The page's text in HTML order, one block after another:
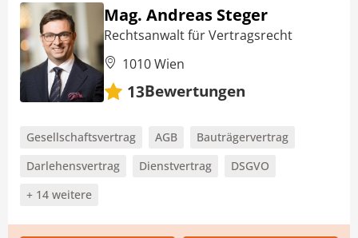
Mag. Andreas Steger
Rechtsanwalt für Vertragsrecht
1010 Wien
13Bewertungen
Gesellschaftsvertrag AGB
Bauträgervertrag
Darlehensvertrag
Dienstvertrag
DSGVO
+ 14 weitere